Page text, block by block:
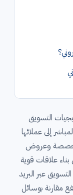
التسويق
إلى عملائها
مخصصة وعروض
علاقات قوية
عبر البريد
مقارنة بوسائل